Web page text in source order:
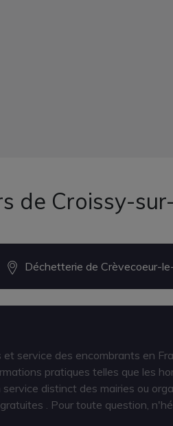
de Croissy-
Déchetterie de Crèvecoeur-
service des encombrants en
pratiques telles que les
distinct des mairies ou
. Pour toute question,